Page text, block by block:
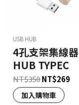
USB HUB
4孔支架集線器
HUB TYPEC
NT$350NT$269
加入購物車